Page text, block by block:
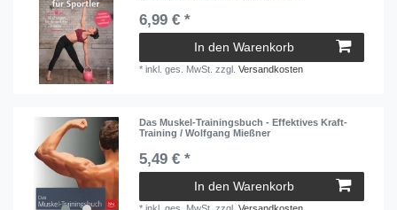
6,99 € *
In den Warenkorb
*inkl. ges. MwSt. zzgl.Versandkosten
Das Muskel-Trainingsbuch - Effektives Kraft-
Training / Wolfgang Mießner
5,49 € *
In den Warenkorb